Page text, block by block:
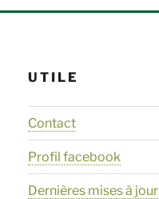
UTILE
Contact
Profil facebook
Dernières mises à jour